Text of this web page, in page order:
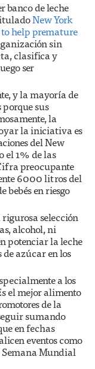
banco de leche
New York
help premature
sin
clasifica y
ser
y la mayoría de
sus
la
la iniciativa es
del New
el 1% de las
preocupante
6000 litros del
en riesgo
selección
alcohol, ni
potenciar la leche
azúcar en los
a los
el mejor alimento
de la
sumando
en fechas
eventos como
Semana Mundial